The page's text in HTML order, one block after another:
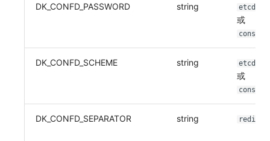
DK_CONFD_PASSWORD string etcdv3
或
consul
DK_CONFD_SCHEME string etcdv3
或
consul
DK_CONFD_SEPARATOR string redis